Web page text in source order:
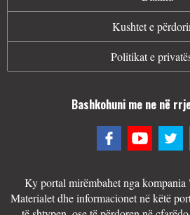
Kushtet e
Politikat e
Bashkohuni me ne në
Ky portal mirëmbahet nga
Materialet dhe informacionet në këtë